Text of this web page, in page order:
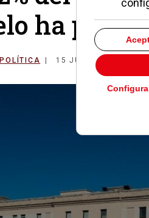
ha
POLÍTICA 15 JUNIO 2020